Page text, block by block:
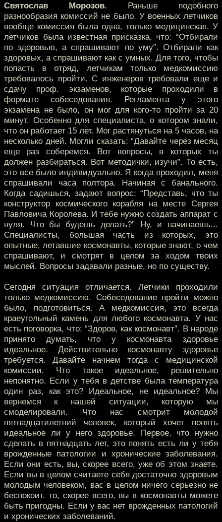
Святослав Морозов. Раньше подобного
разнообразия комиссий не было. У военных летчиков
вообще комиссия была одна, только медицинская. У
летчиков была известная присказка, что: “Отбирали
по здоровью, а спрашивают по уму”. Отбирали как
здоровых, а спрашивают как с умных. Для того, чтобы
попасть в отряд, летчикам только медкомиссию
требовалось пройти. С инженеров требовали еще и
сдачу проф. экзаменов, которые проходили в
формате собеседования. Регламента у этого
экзамена не было, он мог для кого-то пройти за 20
минут. Особенно для специалиста, о котором знали,
что он работает 15 лет. Мог растянуться на 5 часов, на
несколько дней. Могли сказать: “Давайте через месяц
еще раз соберемся. Вот вопросы, в которых ты
должен разбираться. Вот методички, изучи”. То есть,
это все было индивидуально. Я когда проходил, меня
спрашивали часа полтора. Начиная с банального.
Когда садишься, задают вопрос: “Представь, что ты
конструктор космического корабля на месте Сергея
Павловича Королева. И тебе нужно создать аппарат с
нуля. Что бы будешь делать?” Ну, и начинаешь...
Специалисты, большая часть из которых, это
опытные, летавшие космонавты, которые знают, о чем
спрашивают, и смотрят в целом за ходом твоих
мыслей. Вопросы задавали разные, но по существу.
Сегодня ситуация отличается. Летчики проходили
только медкомиссию. Собеседование пройти можно
было, подготовиться. А медкомиссия, это всегда
краеугольный камень для любого космонавта. У нас
есть поговорка, что: “Здоров, как космонавт”. В народе
принято думать, что у космонавта здоровье
идеальное. Действительно космонавту здоровье
требуется. Давайте начнем тогда с медицинской
комиссии. Что такое идеальное, решительно
непонятно. Если у тебя в детстве была температура
один раз, как это? Идеальное, не идеальное? Мы
вернемся к нашей ситуации, которую мы
смоделировали. Что нас смотрит молодой
пятнадцатилетний человек, который хочет понять
идеальное ли у него здоровье. Первое, что нужно
сделать в пятнадцать лет, это понять есть ли у тебя
врожденные патологии и хронические заболевания.
Если они есть, вы, скорее всего, уже об этом знаете.
Если вы в целом считаете себя достаточно здоровым
молодым человеком, вас в целом ничего серьезно не
беспокоит. то, скорее всего, вы в космонавты можете
быть пригодны. Если у вас нет врожденных патологий
и хронических заболеваний.